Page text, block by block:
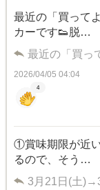
最近の「買って
カーです👟脱…
最近の「買っ
2026/04/05 04:04
4
①賞味期限が近
るので、そう…
3月21日(土